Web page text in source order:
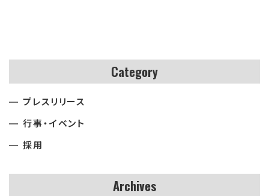
Category
プレスリリース
行事・イベント
採用
Archives